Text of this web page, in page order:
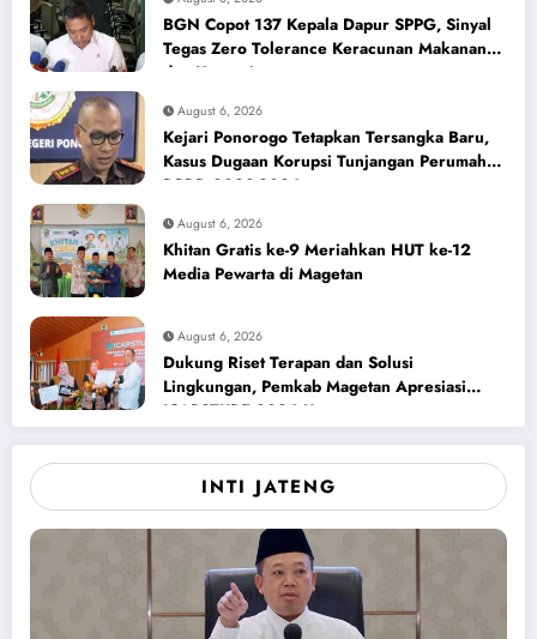
BGN Copot 137 Kepala Dapur SPPG, Sinyal
Tegas Zero Tolerance Keracunan Makanan
dan Korupsi
August 6, 2026
Kejari Ponorogo Tetapkan Tersangka Baru,
Kasus Dugaan Korupsi Tunjangan Perumahan
DPRD 2023-2026
August 6, 2026
Khitan Gratis ke-9 Meriahkan HUT ke-12
Media Pewarta di Magetan
August 6, 2026
Dukung Riset Terapan dan Solusi
Lingkungan, Pemkab Magetan Apresiasi
ICAPSTURE 2026 Unesa
INTI JATENG